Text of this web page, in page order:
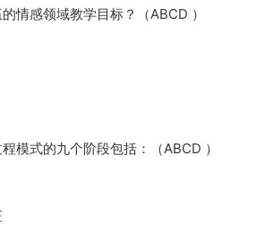
情感领域教学目标？（ABCD ）
模式的九个阶段包括：（ABCD ）